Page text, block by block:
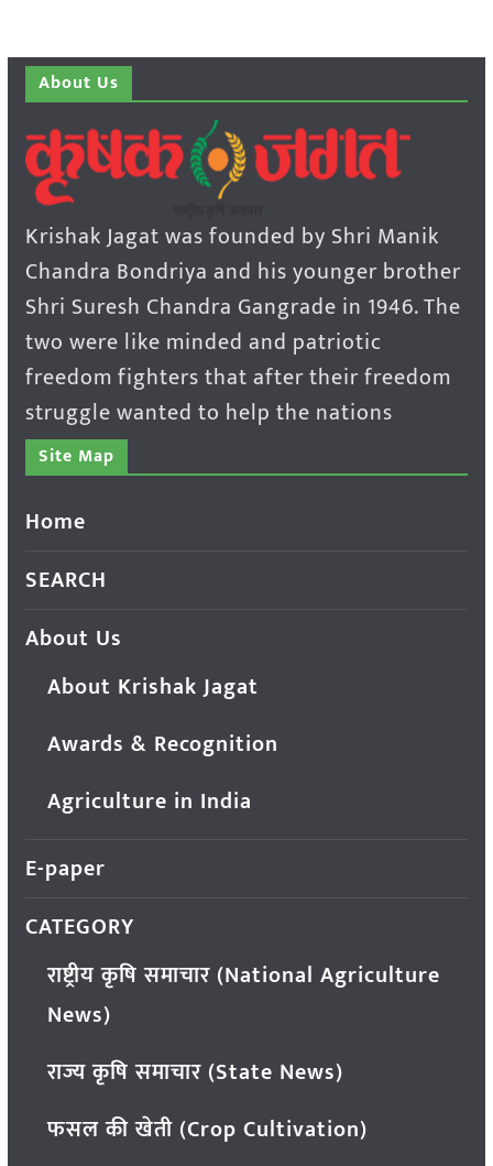
About Us
Krishak Jagat was founded by Shri Manik
Chandra Bondriya and his younger brother
Shri Suresh Chandra Gangrade in 1946. The
two were like minded and patriotic
freedom fighters that after their freedom
struggle wanted to help the nations
Site Map
Home
SEARCH
About Us
About Krishak Jagat
Awards & Recognition
Agriculture in India
E-paper
CATEGORY
राष्ट्रीय कृषि समाचार (National Agriculture
News)
राज्य कृषि समाचार (State News)
फसल की खेती (Crop Cultivation)